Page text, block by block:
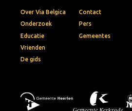
Over Via Belgica
Onderzoek
Educatie
Vrienden
De gids
Contact
Pers
Gemeentes